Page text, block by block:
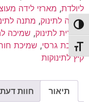
הפעל/כבה ניגודיות גבוהה
מתג גודל גופן
לתינוק
|
שמיכת
כותנה
ליולדת, מארזי לידה
מתנה לתינוק, מתנה
מקורית לתינוק, שמיכה
שמיכת גרסי, שמיכת
קיץ לתינוקות
תיאור חוות דעת